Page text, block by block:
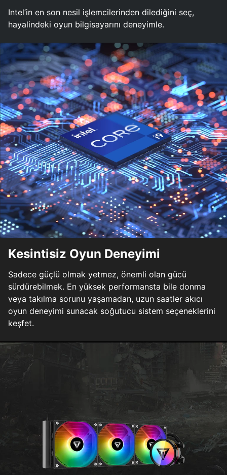
Intel’in en son nesil işlemcilerinden dilediğini seç,
hayalindeki oyun bilgisayarını deneyimle.
Kesintisiz Oyun Deneyimi
Sadece güçlü olmak yetmez, önemli olan gücü
sürdürebilmek. En yüksek performansta bile donma
veya takılma sorunu yaşamadan, uzun saatler akıcı
oyun deneyimi sunacak soğutucu sistem seçeneklerini
keşfet.